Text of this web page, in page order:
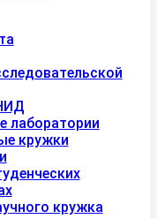
лаборатории
кружки
кружка